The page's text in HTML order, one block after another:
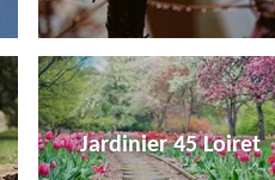
Jardinier 45 Loiret